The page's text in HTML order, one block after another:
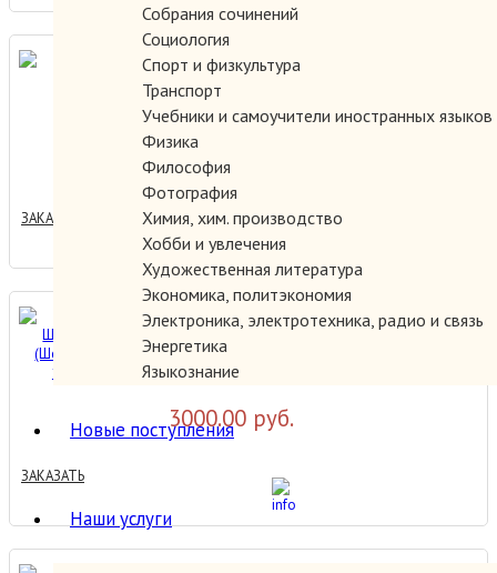
Собрания сочинений
Социология
Спорт и физкультура
Транспорт
Учебники и самоучители иностранных языков
Физика
Философия
Фотография
Химия, хим. производство
Хобби и увлечения
Художественная литература
Экономика, политэкономия
Электроника, электротехника, радио и связь
Энергетика
Языкознание
Новые поступления
Наши услуги
Борцы за свободу.
5000.00 руб.
ЗАКАЗАТЬ
Бюджет Шереметевых
(Шереметьевых) 1798-1910.
3000.00 руб.
ЗАКАЗАТЬ